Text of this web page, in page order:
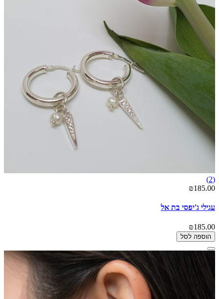
(2)
₪185.00
עגילי ג'יפסי בת אל
₪185.00
הוספה לסל